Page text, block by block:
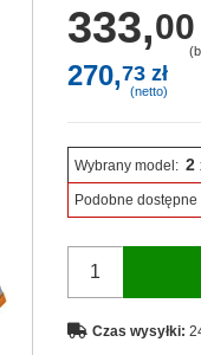
333,00
270,73 zł
(netto)
Wybrany model: 2
Podobne dostępne
Czas wysyłki: